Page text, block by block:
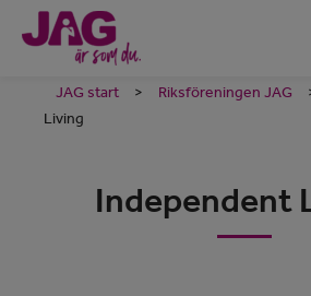
JAG start > Riksföreningen JAG
Living
Independent